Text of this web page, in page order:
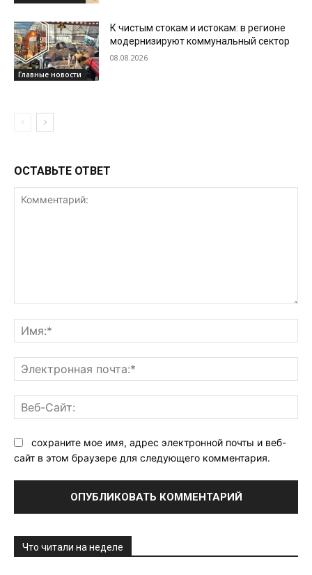
Главные новости
К чистым стокам и истокам: в регионе
модернизируют коммунальный сектор
08.08.2026
ОСТАВЬТЕ ОТВЕТ
сохраните мое имя, адрес электронной почты и веб-
сайт в этом браузере для следующего комментария.
Что читали на неделе